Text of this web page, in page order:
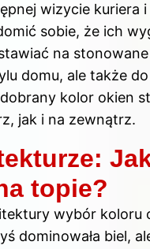
wizycie kuriera
sobie, że ich
na
domu, ale także
kolor okien
jak i na zewnątrz.
topie?
wybór koloru
dominowała biel,